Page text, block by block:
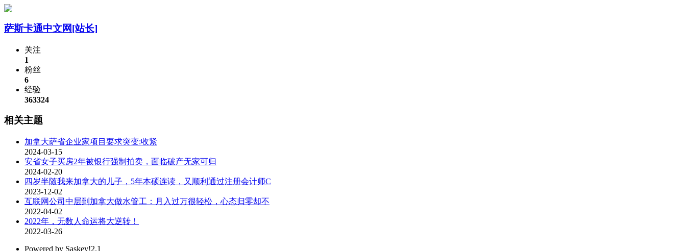
萨斯卡通中文网[站长]
关注
1
粉丝
6
经验
363324
相关主题
加拿大萨省企业家项目要求突变:收紧
2024-03-15
安省女子买房2年被银行强制拍卖，面临破产无家可归
2024-02-20
四岁半随我来加拿大的儿子，5年本硕连读，又顺利通过注册会计师C
2023-12-02
互联网公司中层到加拿大做水管工：月入过万很轻松，心态归零却不
2022-04-02
2022年，无数人命运将大逆转！
2022-03-26
Powered by Saskey!2.1